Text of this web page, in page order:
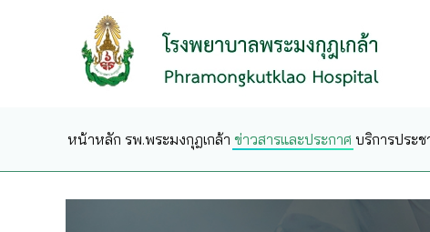
Skip to main content
หน้าหลัก รพ.พระมงกุฎเกล้า ข่าวสารและประกาศ บริการประ